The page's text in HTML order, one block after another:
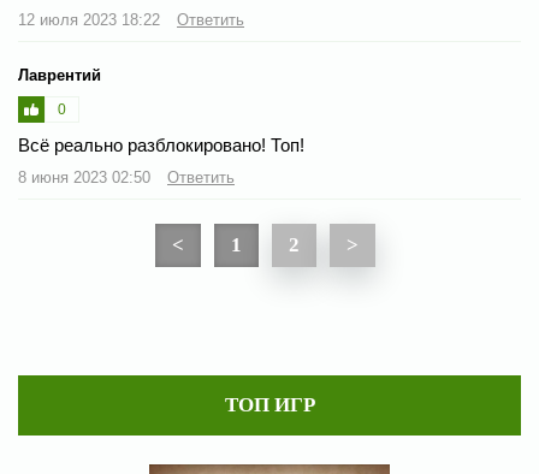
12 июля 2023 18:22 Ответить
Лаврентий
0
Всё реально разблокировано! Топ!
8 июня 2023 02:50 Ответить
< 1 2 >
ТОП ИГР